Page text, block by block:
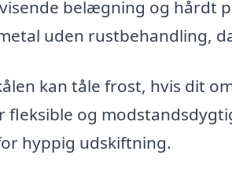
belægning og hårdt
uden rustbehandling,
kan tåle frost, hvis dit
fleksible og
hyppig udskiftning.